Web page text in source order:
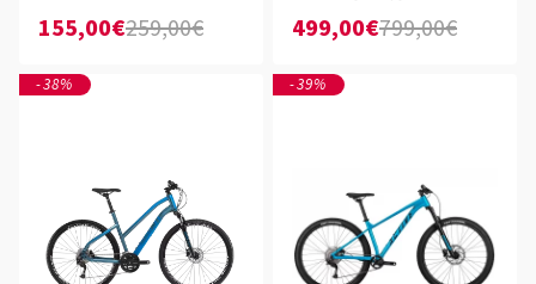
155,00€259,00€ 499,00€799,00€
-38% -39%